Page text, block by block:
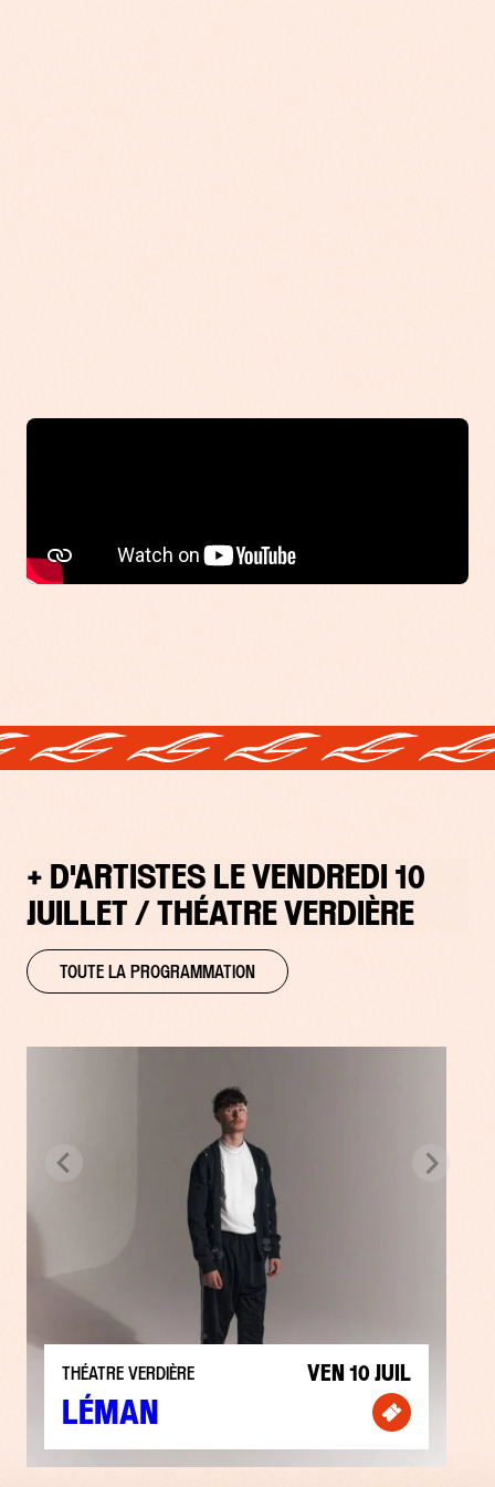
+ D'ARTISTES LE VENDREDI 10
JUILLET / THÉATRE VERDIÈRE
TOUTE LA PROGRAMMATION
THÉATRE VERDIÈRE VEN 10 JUIL
LÉMAN Billetterie